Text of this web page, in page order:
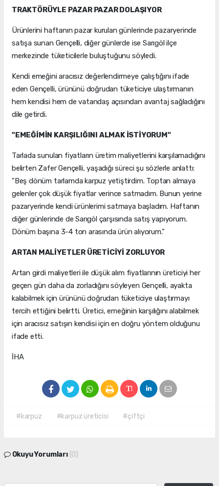
TRAKTÖRÜYLE PAZAR PAZAR DOLAŞIYOR
Ürünlerini haftanın pazar kurulan günlerinde pazaryerinde
satışa sunan Gençelli, diğer günlerde ise Sarıgöl ilçe
merkezinde tüketicilerle buluştuğunu söyledi.
Kendi emeğini aracısız değerlendirmeye çalıştığını ifade
eden Gençelli, ürününü doğrudan tüketiciye ulaştırmanın
hem kendisi hem de vatandaş açısından avantaj sağladığını
dile getirdi.
"EMEĞİMİN KARŞILIĞINI ALMAK İSTİYORUM"
Tarlada sunulan fiyatların üretim maliyetlerini karşılamadığını
belirten Zafer Gençelli, yaşadığı süreci şu sözlerle anlattı:
"Beş dönüm tarlamda karpuz yetiştirdim. Toptan almaya
gelenler çok düşük fiyatlar verince satmadım. Bunun yerine
pazaryerinde kendi ürünlerimi satmaya başladım. Haftanın
diğer günlerinde de Sarıgöl çarşısında satış yapıyorum.
Dönüm başına 3-4 ton arasında ürün alıyorum."
ARTAN MALİYETLER ÜRETİCİYİ ZORLUYOR
Artan girdi maliyetleri ile düşük alım fiyatlarının üreticiyi her
geçen gün daha da zorladığını söyleyen Gençelli, ayakta
kalabilmek için ürününü doğrudan tüketiciye ulaştırmayı
tercih ettiğini belirtti. Üretici, emeğinin karşılığını alabilmek
için aracısız satışın kendisi için en doğru yöntem olduğunu
ifade etti.
İHA
#karpuz #karpuz üreticisi #çiftçi
Okuyu Yorumları (0)